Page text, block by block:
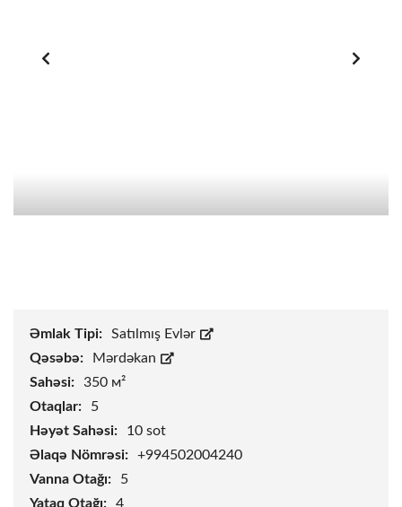
Əmlak Tipi:
Satılmış Evlər
Qəsəbə:
Mərdəkan
Sahəsi:
350 м²
Otaqlar:
5
Həyət Sahəsi:
10 sot
Əlaqə Nömrəsi:
+994502004240
Vanna Otağı:
5
Yataq Otağı:
4